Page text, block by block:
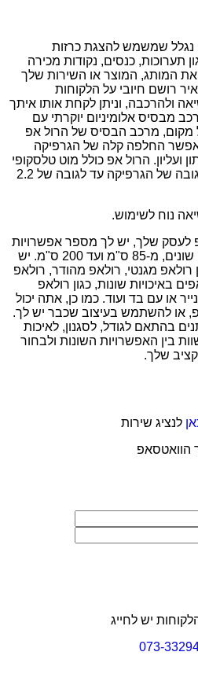
שמשמש להצגת כרזות
כנסים, נקודות מכירה
המוצר או השירות שלך
חיובי על הלקוחות
וניתן לקחת אותו איתך
אלומיניום יוקרתי עם
מרכב הבסיס של הרול אפ
קלה של הגרפיקה
הרול אפ כולל מוט טלסקופי
שמאפשר בחירה שונה של הגובה של הגרפיקה עד לגובה של 2.2
לשימוש.
שלך, יש לך מספר אפשרויות
לבחירה. יש רולאפים בגדלים שונים, מ-85 ס"מ ועד 200 ס"מ. יש
מגנטי, רולאפ מהודר, רולאפ
שונות, כגון רולאפ
עם בד ועוד. כמו כן, אתה יכול
בעיצוב שכבר יש לך.
לגודל, לסגנון, לאיכות
האפשרויות השונות ולבחור
שירות
יש לחייג
073-